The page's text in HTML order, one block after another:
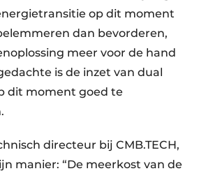
op dit moment
dan bevorderen,
meer voor de hand
is de inzet van dual
dit moment goed te
directeur bij CMB.TECH,
manier: “De meerkost van de